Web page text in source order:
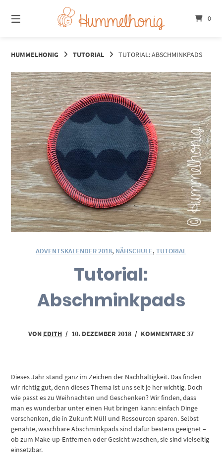
zum
Inhalt
0
HUMMELHONIG TUTORIAL TUTORIAL: ABSCHMINKPADS
ADVENTSKALENDER 2018, NÄHSCHULE,TUTORIAL
Tutorial:
Abschminkpads
VON EDITH / 10. DEZEMBER 2018 / KOMMENTARE 37
Dieses Jahr stand ganz im Zeichen der Nachhaltigkeit. Das finden
wir richtig gut, denn dieses Thema ist uns seit je her wichtig. Doch
wie passt es zu Weihnachten und Geschenken? Wir finden, dass
man es wunderbar unter einen Hut bringen kann: einfach Dinge
verschenken, die in Zukunft Müll und Ressourcen sparen. Selbst
genähte, waschbare Abschminkpads sind dafür bestens geeignet –
ob zum Make-up-Entfernen oder Gesicht waschen, sie sind vielseitig
einsetzbar.